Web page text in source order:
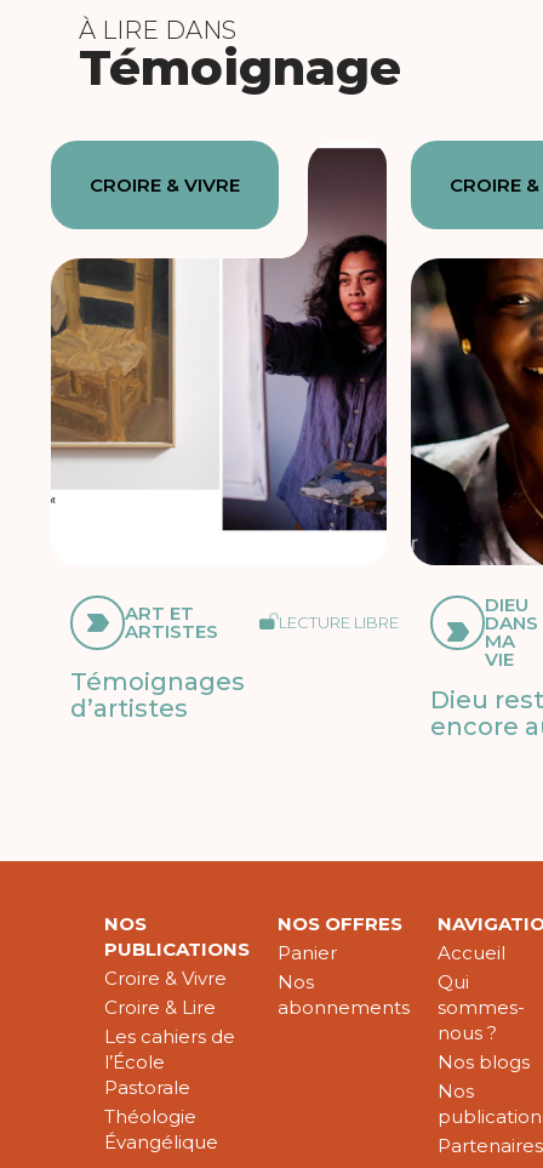
À LIRE DANS
Témoignage
CROIRE & VIVRE
ART ET
ARTISTES LECTURE LIBRE
Témoignages
d’artistes
CROIRE
DIEU
DANS
MA
VIE
Dieu
encore
NOS
PUBLICATIONS
Croire & Vivre
Croire & Lire
Les cahiers de
l’École
Pastorale
Théologie
Évangélique
NOS OFFRES
Panier
Nos
abonnements
Accueil
Qui
sommes-
nous ?
Nos blogs
Nos
Partenaires